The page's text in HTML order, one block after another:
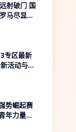
射破门 国
马尽显实
专区最新
活动与赛
势崛起赛
年力量与